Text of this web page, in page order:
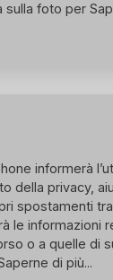
sulla foto per
informerà
della privacy,
spostamenti
le informazioni
o a quelle di
di più...